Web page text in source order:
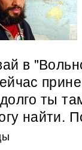
в
ты
найти.